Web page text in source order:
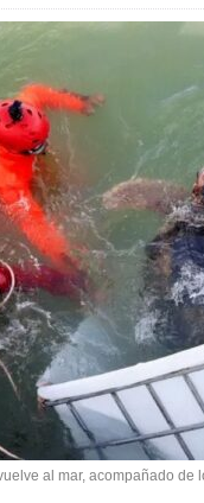
al mar, acompañado